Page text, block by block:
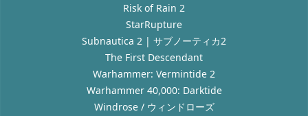
Risk of Rain 2
StarRupture
Subnautica 2 | サブノーティカ2
The First Descendant
Warhammer: Vermintide 2
Warhammer 40,000: Darktide
Windrose / ウィンドローズ